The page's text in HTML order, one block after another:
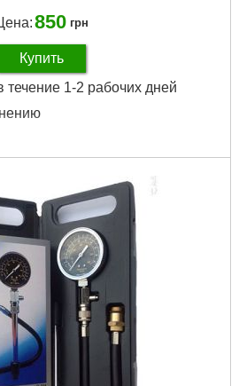
850 грн
Купить
течение 1-2 рабочих дней